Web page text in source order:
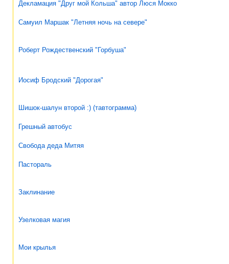
Декламация "Друг мой Кольша" автор Люся Мокко
Самуил Маршак "Летняя ночь на севере"
Роберт Рождественский "Горбуша"
Иосиф Бродский "Дорогая"
Шишок-шалун второй :) (тавтограмма)
Грешный автобус
Свобода деда Митяя
Пастораль
Заклинание
Узелковая магия
Мои крылья